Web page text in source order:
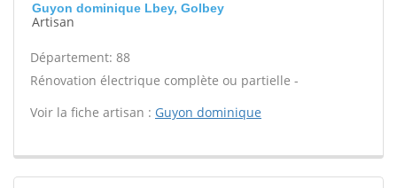
Guyon dominique Lbey, Golbey
Artisan
Département: 88
Rénovation électrique complète ou partielle -
Voir la fiche artisan : Guyon dominique